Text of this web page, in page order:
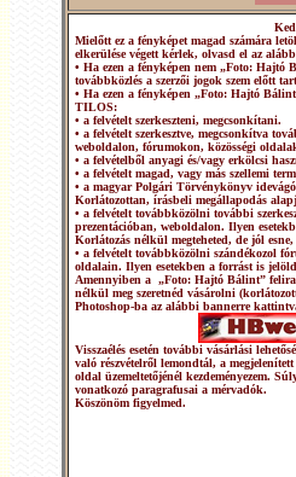
Mielőtt ez a fényképet magad számára
elkerülése végett kérlek, olvasd el az
• Ha ezen a fényképen nem „Foto: Hajtó
továbbközlés a szerzői jogok szem előtt
• Ha ezen a fényképen „Foto: Hajtó
TILOS:
• a felvételt szerkeszteni, megcsonkítani.
• a felvételt szerkesztve, megcsonkítva
weboldalon, fórumokon, közösségi
• a felvételből anyagi és/vagy erkölcsi
• a felvételt magad, vagy más szellemi
• a magyar Polgári Törvénykönyv
Korlátozottan, írásbeli megállapodás
• a felvételt továbbközölni további
prezentációban, weboldalon. Ilyen
Korlátozás nélkül megteheted, de jól
• a felvételt továbbközölni szándékozol
oldalain. Ilyen esetekben a forrást is
Amennyiben a „Foto: Hajtó Bálint”
nélkül meg szeretnéd vásárolni
Photoshop-ba az alábbi bannerre
Visszaélés esetén további vásárlási
való részvételről lemondtál, a
oldal üzemeltetőjénél kezdeményezem.
vonatkozó paragrafusai a mérvadók.
Köszönöm figyelmed.